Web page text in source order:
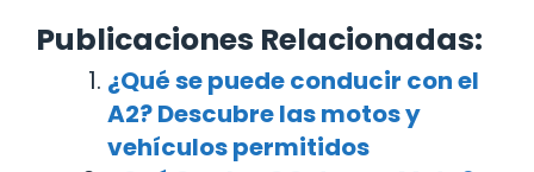
Publicaciones Relacionadas:
¿Qué se puede conducir con el
A2? Descubre las motos y
vehículos permitidos